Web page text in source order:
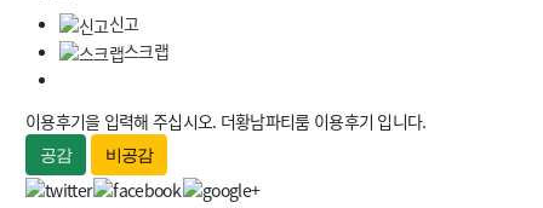
신고
스크랩
이용후기을 입력해 주십시오. 더황남파티룸 이용후기 입니다.
공감 비공감